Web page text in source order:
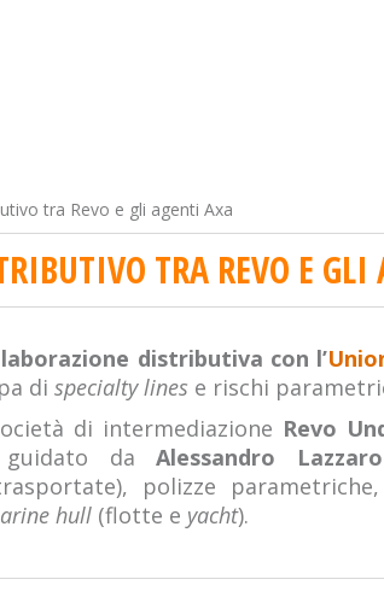
tra Revo e gli agenti Axa
TRA REVO E GLI
distributiva con l’
di specialty lines e rischi
di intermediazione Revo
guidato daAlessandro Lazzaro
polizze parametriche,
hull (flotte e yacht).